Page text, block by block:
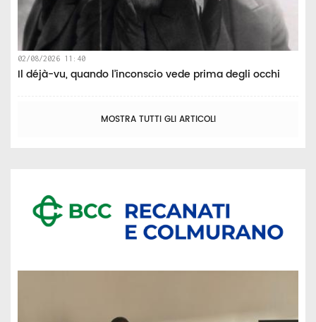
02/08/2026 11:40
Il déjà-vu, quando l’inconscio vede prima degli occhi
MOSTRA TUTTI GLI ARTICOLI